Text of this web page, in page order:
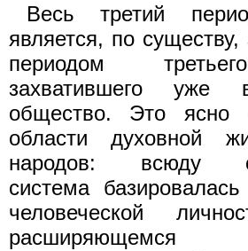
Весь третий
является, по
периодом
захватившего уже
общество. Это ясно
области духовной
народов: всюду
система
человеческой
расширяющемся